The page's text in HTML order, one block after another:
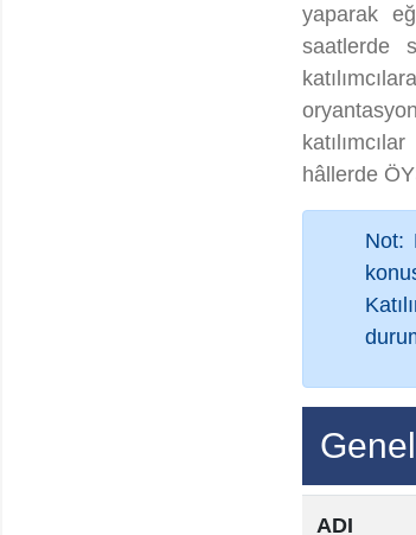
yaparak
saatlerde
hâllerde
Not:
ADI